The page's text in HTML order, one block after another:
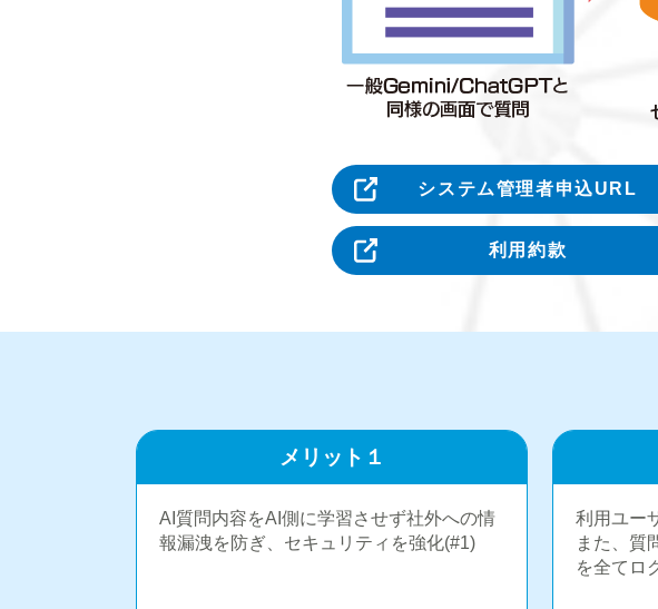
システム管理者申込URL
利用約款
メリット１
AI質問内容をAI側に学習させず社外への情
報漏洩を防ぎ、セキュリティを強化(#1)
利用ユー
また、質
を全てロ